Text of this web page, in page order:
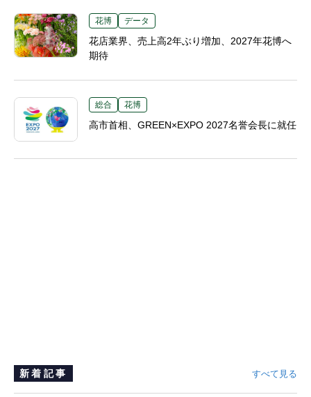
花博 データ
花店業界、売上高2年ぶり増加、2027年花博へ
期待
総合 花博
高市首相、GREEN×EXPO 2027名誉会長に就任
新着記事 すべて見る